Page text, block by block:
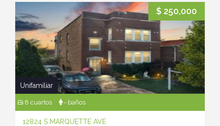
$ 250,000
Unifamiliar
8 cuartos - baños
12824 S MARQUETTE AVE